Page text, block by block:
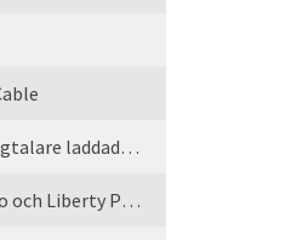
Google släpper ny Home-högtalare laddad med Gemini
Test: Soundcore Liberty 5 Pro och Liberty Pro Max